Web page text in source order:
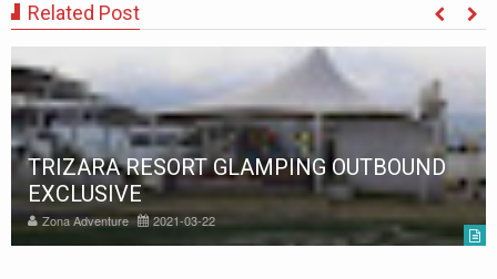
Related Post
Grafika Cikole Lembang - Paket MICE
Gathering Outbound Cikole Lembang
Bandung Terlengkap 2020
Zona Adventure 2020-11-13